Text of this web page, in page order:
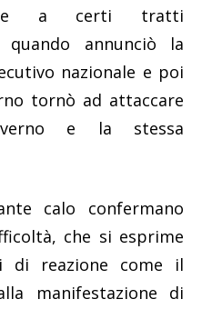
e a certi tratti
quando annunciò la
nazionale e poi
tornò ad attaccare
e la stessa
calo confermano
che si esprime
di reazione come il
manifestazione di